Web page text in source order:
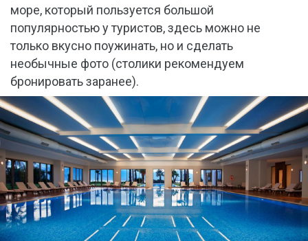
море, который пользуется большой
популярностью у туристов, здесь можно не
только вкусно поужинать, но и сделать
необычные фото (столики рекомендуем
бронировать заранее).